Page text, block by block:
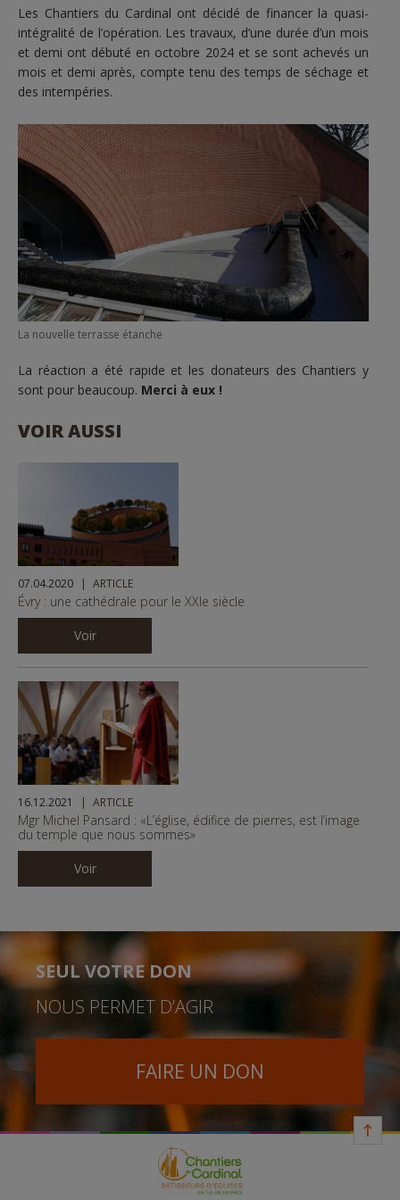
Les Chantiers du Cardinal ont décidé de financer la quasi-
intégralité de l’opération. Les travaux, d’une durée d’un mois
et demi ont débuté en octobre 2024 et se sont achevés un
mois et demi après, compte tenu des temps de séchage et
des intempéries.
La nouvelle terrasse étanche
La réaction a été rapide et les donateurs des Chantiers y
sont pour beaucoup. Merci à eux !
VOIR AUSSI
07.04.2020 ARTICLE
Évry : une cathédrale pour le XXIe siècle
Voir
16.12.2021 ARTICLE
Mgr Michel Pansard : «L’église, édifice de pierres, est l’image
du temple que nous sommes»
Voir
SEUL VOTRE DON
NOUS PERMET D’AGIR
FAIRE UN DON